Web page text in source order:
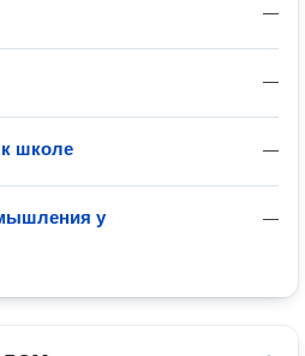
—
—
—
к школе
—
мышления у